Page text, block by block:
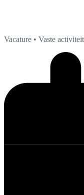
Vacature • Vaste activiteit